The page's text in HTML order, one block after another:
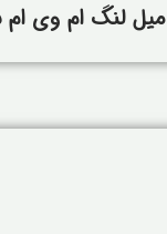
میل لنگ ام وی ام 315